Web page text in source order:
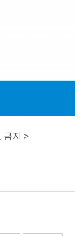
금지 >